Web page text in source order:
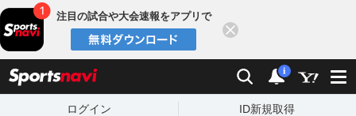
注目の試合や大会速報をアプリで
検索 通知
i
ログイン ID新規取得